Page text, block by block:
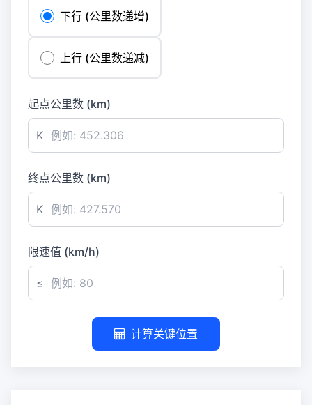
下行 (公里数递增)
上行 (公里数递减)
起点公里数 (km)
K
终点公里数 (km)
K
限速值 (km/h)
≤
计算关键位置